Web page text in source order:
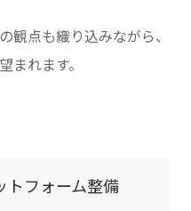
観点も織り込みながら、
まれます。
トフォーム整備